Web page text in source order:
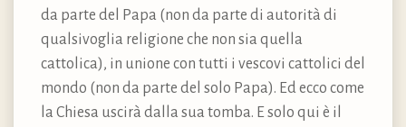
da parte del Papa (non da parte di autorità di
qualsivoglia religione che non sia quella
cattolica), in unione con tutti i vescovi cattolici del
mondo (non da parte del solo Papa). Ed ecco come
la Chiesa uscirà dalla sua tomba. E solo qui è il